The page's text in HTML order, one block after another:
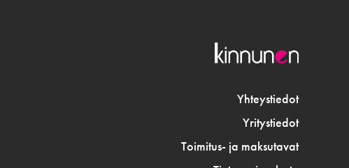
Yhteystiedot
Yritystiedot
Toimitus- ja maksutavat